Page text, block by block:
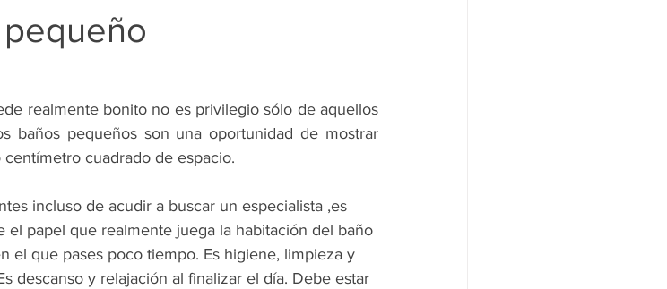
realmente bonito no es privilegio sólo de aquellos
baños pequeños son una oportunidad de mostrar
cuadrado de espacio.
incluso de acudir a buscar un especialista ,es
papel que realmente juega la habitación del baño
el que pases poco tiempo. Es higiene, limpieza y
descanso y relajación al finalizar el día. Debe estar